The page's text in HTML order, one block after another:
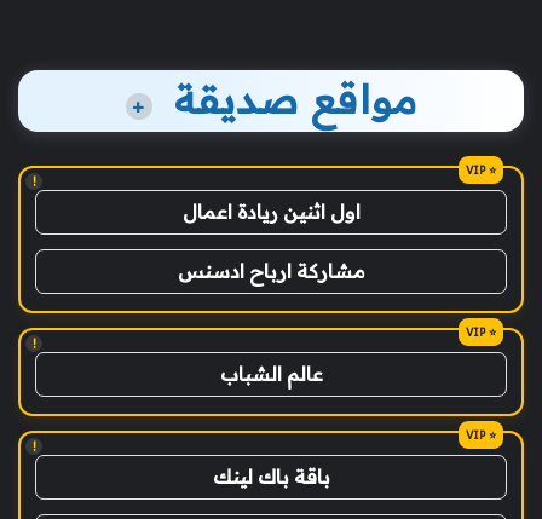
مواقع صديقة +
!
اول اثنين ريادة اعمال
مشاركة ارباح ادسنس
!
عالم الشباب
!
باقة باك لينك